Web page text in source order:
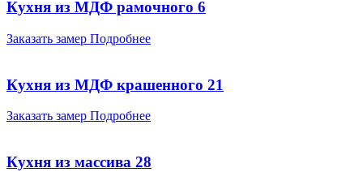
Кухня из МДФ рамочного 6
Заказать замер Подробнее
Кухня из МДФ крашенного 21
Заказать замер Подробнее
Кухня из массива 28